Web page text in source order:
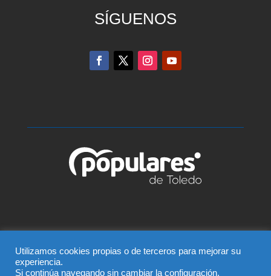
SÍGUENOS
© Partido Popular de Talavera – C/ Greco, 2 BIS –
Entreplanta, 45600, Talavera de la Reina (Toledo),
Utilizamos cookies propias o de terceros para mejorar su
experiencia.
Si continúa navegando sin cambiar la configuración,